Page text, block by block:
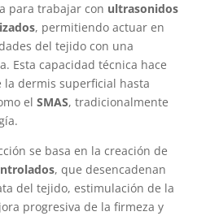
para trabajar con ultrasonidos
, permitiendo actuar en
del tejido con una
Esta capacidad técnica hace
dermis superficial hasta
el SMAS, tradicionalmente
se basa en la creación de
, que desencadenan
del tejido, estimulación de la
progresiva de la firmeza y